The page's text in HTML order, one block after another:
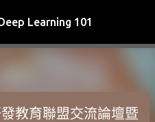
要內容Learning 101
教育聯盟交流論壇暨